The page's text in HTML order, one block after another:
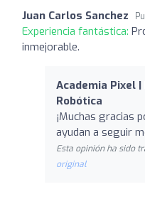
Juan Carlos Sanchez
Experiencia fantástica:
inmejorable.
Academia Pixel
Robótica
¡Muchas gracias
ayudan a seguir
Esta opinión ha sido
original